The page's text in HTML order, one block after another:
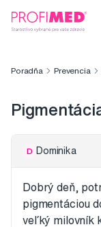
Poradňa Prevencia
D Dominika
Dobrý deň,
pigmentáciou
veľký milovník